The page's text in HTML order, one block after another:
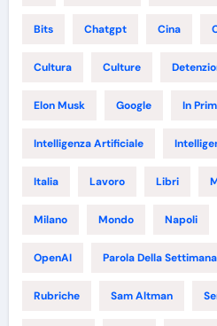
Bits Chatgpt Cina
Cultura Culture
Elon Musk Google In
Intelligenza Artificiale
Italia Lavoro Libri
Milano Mondo Napoli
OpenAI Parola Della Settimana
Rubriche Sam Altman